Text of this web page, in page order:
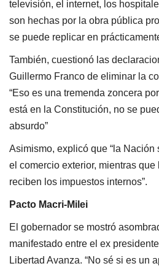
televisión, el internet, los
son hechas por la obra pública
se puede replicar en
También, cuestionó las
Guillermo Franco de eliminar la
“Eso es una tremenda zoncera
está en la Constitución, no se
absurdo”
Asimismo, explicó que “la
el comercio exterior, mientras
reciben los impuestos internos”.
Pacto Macri-Milei
El gobernador se mostró
manifestado entre el ex
Libertad Avanza. “No sé si es un